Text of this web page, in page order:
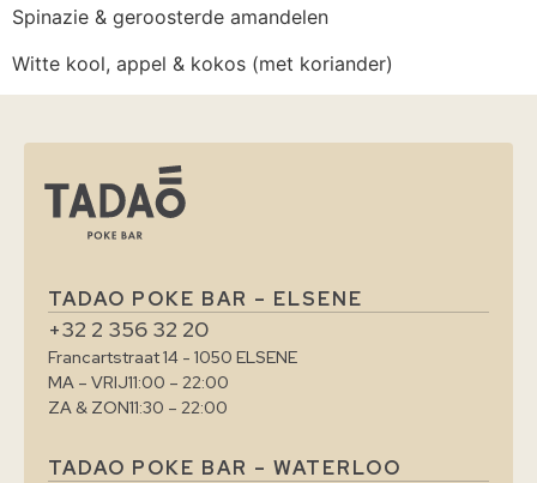
Spinazie & geroosterde amandelen
Witte kool, appel & kokos (met koriander)
TADAO POKE BAR – ELSENE
+32 2 356 32 20
Francartstraat 14 - 1050 ELSENE
MA – VRIJ11:00 – 22:00
ZA & ZON11:30 – 22:00
TADAO POKE BAR – WATERLOO